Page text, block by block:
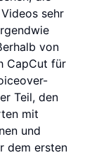
sehr
von
CapCut für
Teil, den
mit
und
dem ersten